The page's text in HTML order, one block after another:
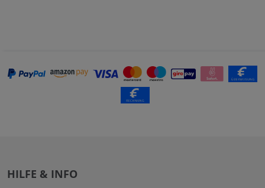
HILFE & INFO